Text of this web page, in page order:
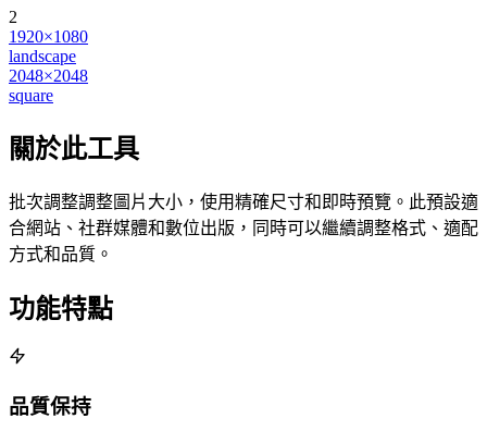
2
1920×1080
landscape
2048×2048
square
關於此工具
批次調整調整圖片大小，使用精確尺寸和即時預覽。此預設適
合網站、社群媒體和數位出版，同時可以繼續調整格式、適配
方式和品質。
功能特點
品質保持